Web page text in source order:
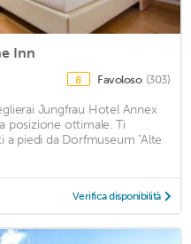
Inn
8 Favoloso (303)
Jungfrau Hotel Annex
posizione ottimale. Ti
piedi da Dorfmuseum "Alte
Verifica disponibilità